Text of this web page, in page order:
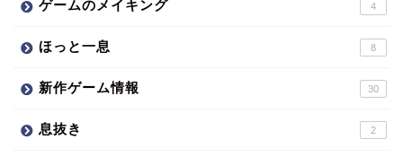
ゲームのメイキング 4
ほっと一息 8
新作ゲーム情報 30
息抜き 2